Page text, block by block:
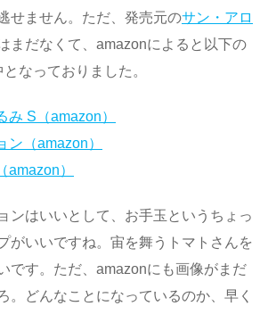
せません。ただ、発売元のサン・アロ
まだなくて、amazonによると以下の
なっておりました。
み S（amazon）
ン（amazon）
amazon）
ンはいいとして、お手玉というちょっ
がいいですね。宙を舞うトマトさんを
です。ただ、amazonにも画像がまだ
。どんなことになっているのか、早く